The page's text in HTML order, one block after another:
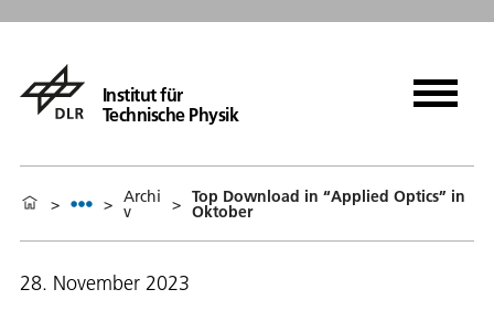
Institut für
Technische Physik
> > Archi
v > Top Download in “Applied Optics” in
Oktober
28. November 2023